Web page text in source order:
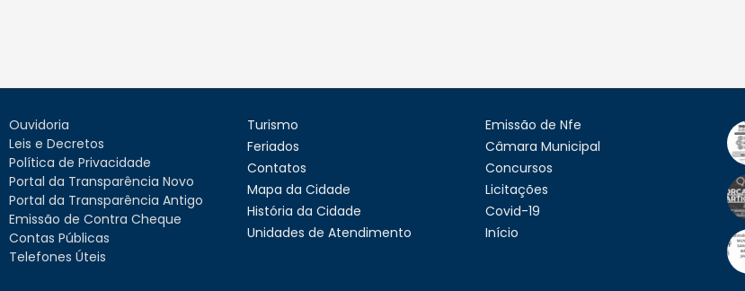
Ouvidoria
Leis e Decretos
Política de Privacidade
Portal da Transparência Novo
Portal da Transparência Antigo
Emissão de Contra Cheque
Contas Públicas
Telefones Úteis
Turismo
Feriados
Contatos
Mapa da Cidade
História da Cidade
Unidades de Atendimento
Emissão de Nfe
Câmara Municipal
Concursos
Licitações
Covid-19
Início